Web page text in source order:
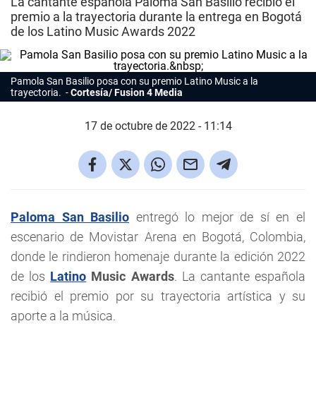
premio a la trayectoria durante la entrega en Bogotá
de los Latino Music Awards 2022
Pamola San Basilio posa con su premio Latino Musica la
trayectoria.
Cortesía/ Fusion 4 Media
17 de octubre de 2022 - 11:14
Paloma San Basilio entregó lo mejor de sí en el
escenario de Movistar Arena en Bogotá, Colombia,
donde le rindieron homenaje durante la edición 2022
de los Latino Music Awards. La cantante española
recibió el premio por su trayectoria artística y su
aporte a la música.